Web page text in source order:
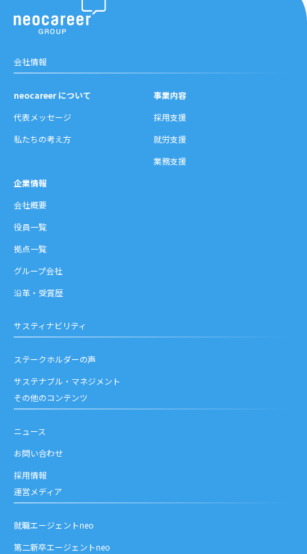
会社情報
neocareer について
代表メッセージ
私たちの考え方
事業内容
採用支援
就労支援
業務支援
企業情報
会社概要
役員一覧
拠点一覧
グループ会社
沿革・受賞歴
サスティナビリティ
ステークホルダーの声
サステナブル・マネジメント
その他のコンテンツ
ニュース
お問い合わせ
採用情報
運営メディア
就職エージェントneo
第二新卒エージェントneo